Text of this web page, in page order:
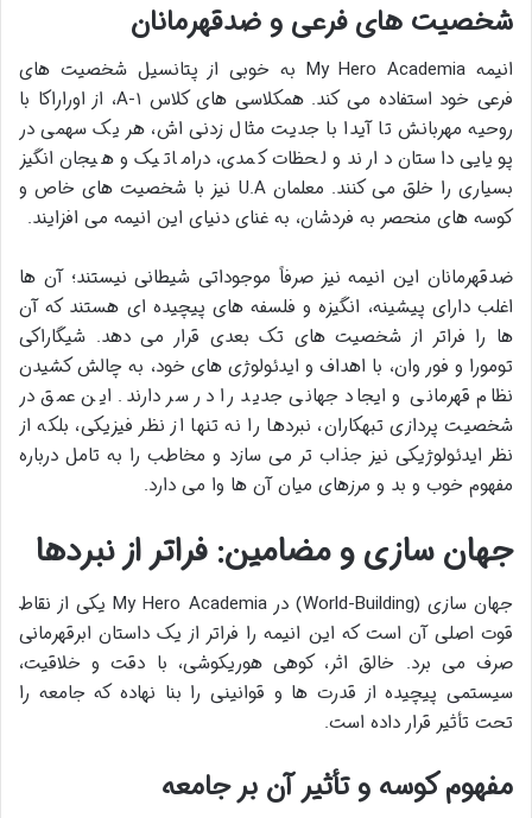
شخصیت های فرعی و ضدقهرمانان
انیمه My Hero Academia به خوبی از پتانسیل شخصیت های
فرعی خود استفاده می کند. همکلاسی های کلاس ۱-A، از اوراراکا با
روحیه مهربانش تا آیدا با جدیت مثال زدنی اش، هر یک سهمی در
پویایی داستان دارند و لحظات کمدی، دراماتیک و هیجان انگیز
بسیاری را خلق می کنند. معلمان U.A نیز با شخصیت های خاص و
کوسه های منحصر به فردشان، به غنای دنیای این انیمه می افزایند.
ضدقهرمانان این انیمه نیز صرفاً موجوداتی شیطانی نیستند؛ آن ها
اغلب دارای پیشینه، انگیزه و فلسفه های پیچیده ای هستند که آن
ها را فراتر از شخصیت های تک بعدی قرار می دهد. شیگاراکی
تومورا و فور وان، با اهداف و ایدئولوژی های خود، به چالش کشیدن
نظام قهرمانی و ایجاد جهانی جدید را در سر دارند. این عمق در
شخصیت پردازی تبهکاران، نبردها را نه تنها از نظر فیزیکی، بلکه از
نظر ایدئولوژیکی نیز جذاب تر می سازد و مخاطب را به تامل درباره
مفهوم خوب و بد و مرزهای میان آن ها وا می دارد.
جهان سازی و مضامین: فراتر از نبردها
جهان سازی (World-Building) در My Hero Academia یکی از نقاط
قوت اصلی آن است که این انیمه را فراتر از یک داستان ابرقهرمانی
صرف می برد. خالق اثر، کوهی هوریکوشی، با دقت و خلاقیت،
سیستمی پیچیده از قدرت ها و قوانینی را بنا نهاده که جامعه را
تحت تأثیر قرار داده است.
مفهوم کوسه و تأثیر آن بر جامعه